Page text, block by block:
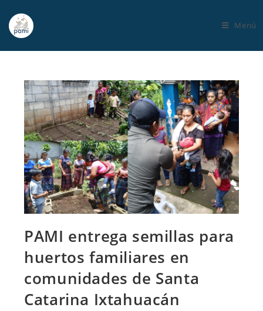
Menú
PAMI entrega semillas para
huertos familiares en
comunidades de Santa
Catarina Ixtahuacán